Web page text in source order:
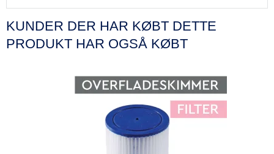
KUNDER DER HAR KØBT DETTE
PRODUKT HAR OGSÅ KØBT